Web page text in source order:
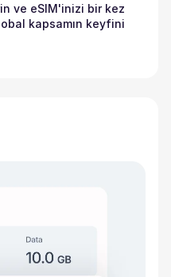
ve eSIM'inizi bir kez
kapsamın keyfini